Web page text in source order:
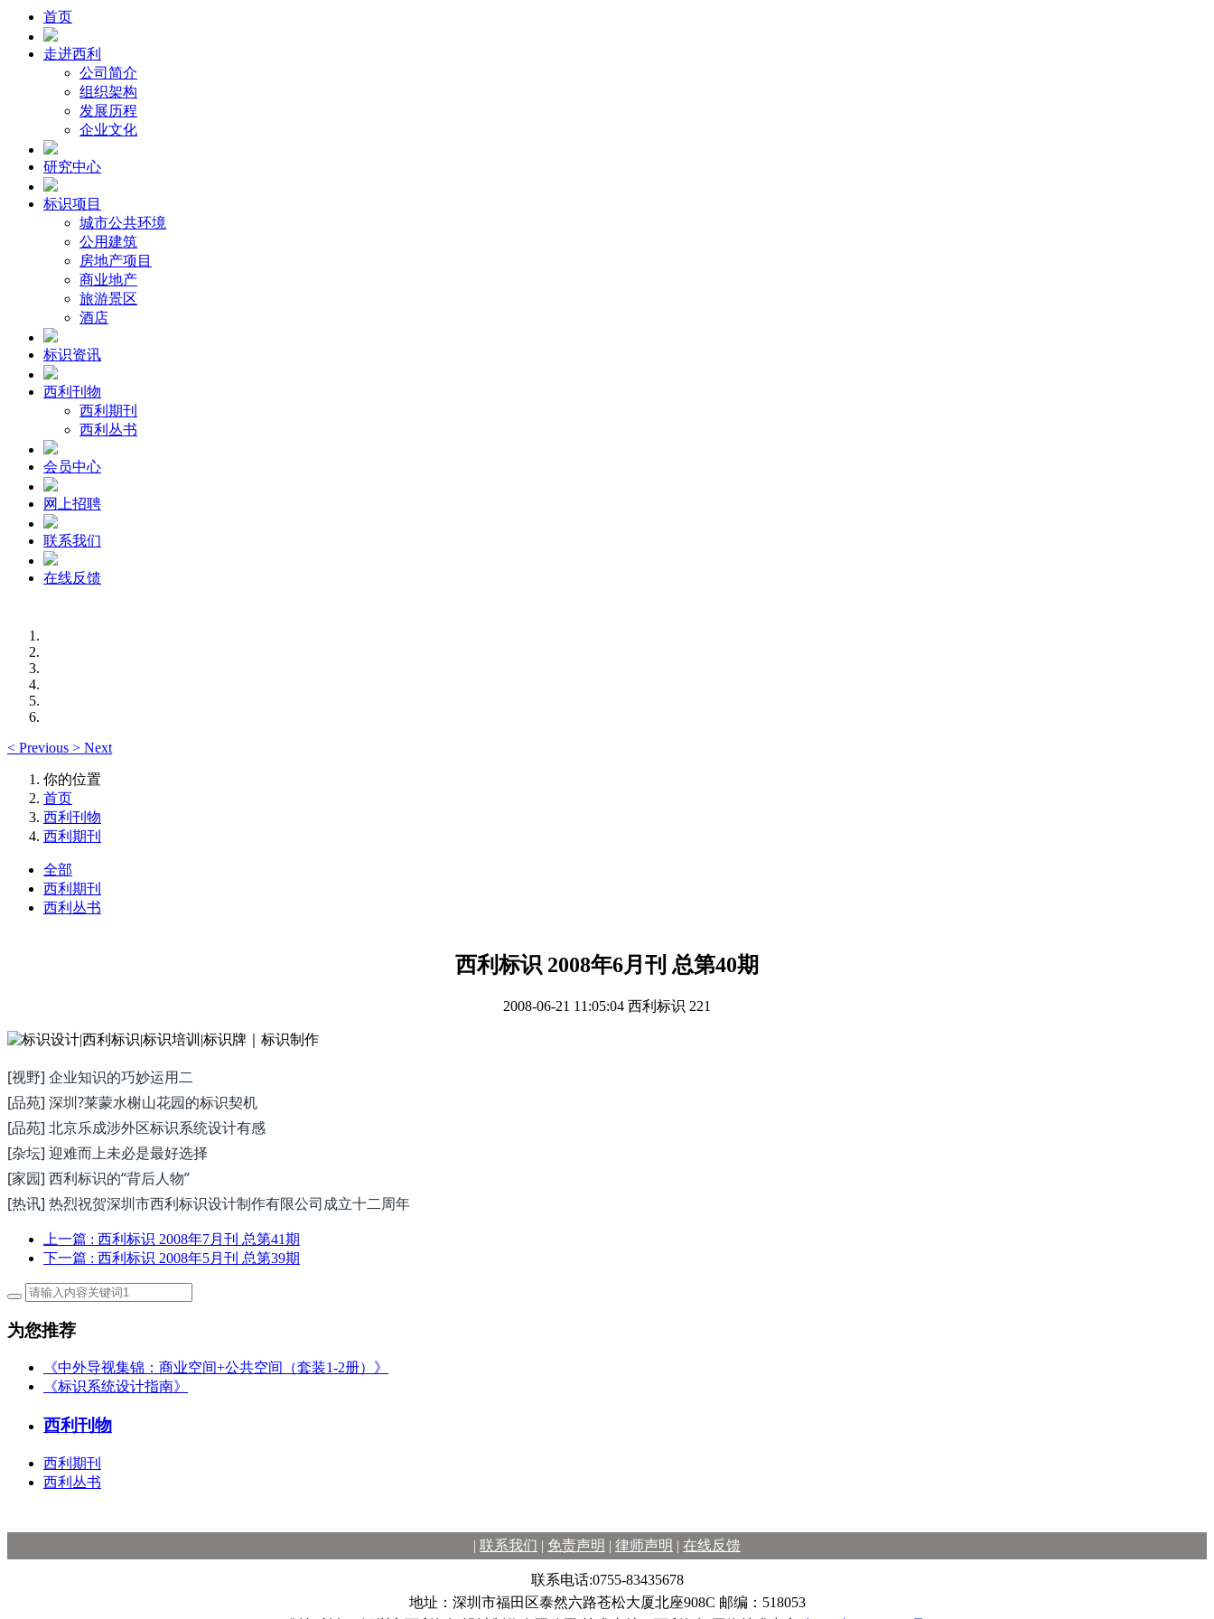
首页
走进西利
公司简介
组织架构
发展历程
企业文化
研究中心
标识项目
城市公共环境
公用建筑
房地产项目
商业地产
旅游景区
酒店
标识资讯
西利刊物
西利期刊
西利丛书
会员中心
网上招聘
联系我们
在线反馈
< Previous > Next
你的位置
首页
西利刊物
西利期刊
全部
西利期刊
西利丛书
西利标识 2008年6月刊 总第40期
2008-06-21 11:05:04 西利标识 221
[视野] 企业知识的巧妙运用二
[品苑] 深圳?莱蒙水榭山花园的标识契机
[品苑] 北京乐成涉外区标识系统设计有感
[杂坛] 迎难而上未必是最好选择
[家园] 西利标识的“背后人物”
[热讯] 热烈祝贺深圳市西利标识设计制作有限公司成立十二周年
上一篇 : 西利标识 2008年7月刊 总第41期
下一篇 : 西利标识 2008年5月刊 总第39期
为您推荐
《中外导视集锦：商业空间+公共空间（套装1-2册）》
《标识系统设计指南》
西利刊物
西利期刊
西利丛书
| 联系我们 | 免责声明 | 律师声明 | 在线反馈
联系电话:0755-83435678
地址：深圳市福田区泰然六路苍松大厦北座908C 邮编：518053